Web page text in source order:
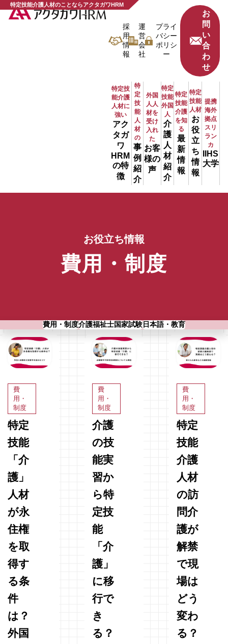
特定技能介護人材のことならアクタガワHRM
採
用
情
報
運
営
会
社
プライ
バシー
ポリシ
ー
お
問
い
合
わ
せ
特定技
能介護
人材に
強い
アク
タガ
ワ
HRM
の特
徴
特
定
技
能
人
材
の
事
例
紹
介
外国
人人
材を
受け
入れ
た
お客
様の
声
特定
技能
外国
人
介
護
人
材
紹
介
特定
技能
介護
を知
る
最
新
情
報
特定
技能
人材
お
役
立
ち
情
報
提携
海外
拠点
スリ
ラン
カ
IIHS
大学
お役立ち情報
費用・制度
費用・制度介護福祉士国家試験日本語・教育
費
用・
制度
特定
技能
「介
護」
人材
が永
住権
を取
得す
る条
件
は？
外国
費
用・
制度
介護
の技
能実
習か
ら特
定技
能
「介
護」
に移
行で
き
る？
費
用・
制度
特定
技能
介護
人材
の訪
問介
護が
解禁
で現
場は
どう
変わ
る？